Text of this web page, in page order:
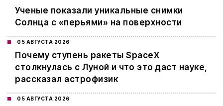
Ученые показали уникальные снимки
Солнца с «перьями» на поверхности
05 АВГУСТА 2026
Почему ступень ракеты SpaceX
столкнулась с Луной и что это даст науке,
рассказал астрофизик
05 АВГУСТА 2026